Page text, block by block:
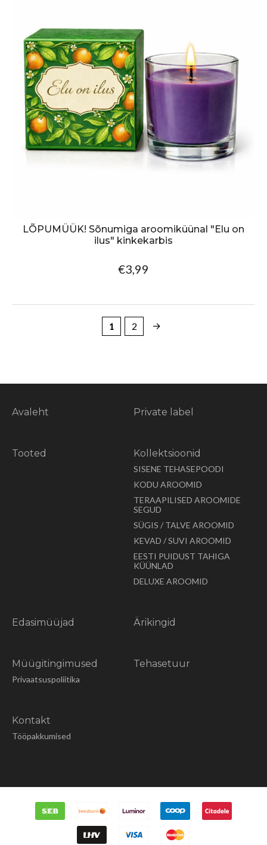
LÕPUMÜÜK! Sõnumiga aroomiküünal "Elu on
ilus" kinkekarbis
€3,99
1 2 →
Avaleht Private label
Tooted Kollektsioonid
SISENE TEHASEPOODI
KODU AROOMID
TERAAPILISED AROOMIDE
SEGUD
SÜGIS / TALVE AROOMID
KEVAD / SUVI AROOMID
EESTI PUIDUST TAHIGA
KÜÜNLAD
DELUXE AROOMID
Edasimüüjad Ärikingid
Müügitingimused
Privaatsuspoliitika
Tehasetuur
Kontakt
Tööpakkumised